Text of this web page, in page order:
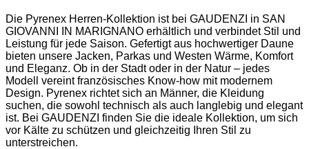
Die Pyrenex Herren-Kollektion ist bei GAUDENZI in SAN
GIOVANNI IN MARIGNANO erhältlich und verbindet Stil und
Leistung für jede Saison. Gefertigt aus hochwertiger Daune
bieten unsere Jacken, Parkas und Westen Wärme, Komfort
und Eleganz. Ob in der Stadt oder in der Natur – jedes
Modell vereint französisches Know-how mit modernem
Design. Pyrenex richtet sich an Männer, die Kleidung
suchen, die sowohl technisch als auch langlebig und elegant
ist. Bei GAUDENZI finden Sie die ideale Kollektion, um sich
vor Kälte zu schützen und gleichzeitig Ihren Stil zu
unterstreichen.